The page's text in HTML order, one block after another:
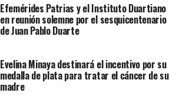
Efemérides Patrias y el Instituto Duartiano
en reunión solemne por el sesquicentenario
de Juan Pablo Duarte
Evelina Minaya destinará el incentivo por su
medalla de plata para tratar el cáncer de su
madre